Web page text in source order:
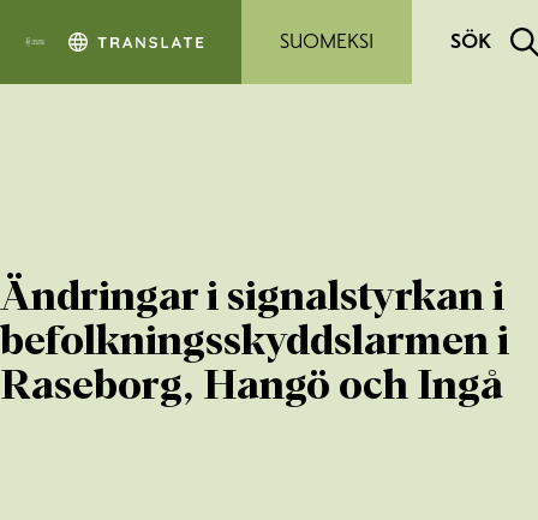
SUOMEKSI
SÖK
Ändringar i signalstyrkan i
befolkningsskyddslarmen i
Raseborg, Hangö och Ingå